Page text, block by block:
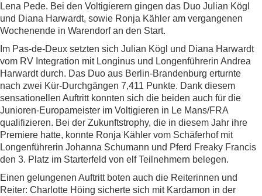
Lena Pede. Bei den Voltigierern gingen das Duo Julian Kögl
und Diana Harwardt, sowie Ronja Kähler am vergangenen
Wochenende in Warendorf an den Start.
Im Pas-de-Deux setzten sich Julian Kögl und Diana Harwardt
vom RV Integration mit Longinus und Longenführerin Andrea
Harwardt durch. Das Duo aus Berlin-Brandenburg erturnte
nach zwei Kür-Durchgängen 7,411 Punkte. Dank diesem
sensationellen Auftritt konnten sich die beiden auch für die
Junioren-Europameister im Voltigieren in Le Mans/FRA
qualifizieren. Bei der Zukunftstrophy, die in diesem Jahr ihre
Premiere hatte, konnte Ronja Kähler vom Schäferhof mit
Longenführerin Johanna Schumann und Pferd Freaky Francis
den 3. Platz im Starterfeld von elf Teilnehmern belegen.
Einen gelungenen Auftritt boten auch die Reiterinnen und
Reiter: Charlotte Höing sicherte sich mit Kardamon in der